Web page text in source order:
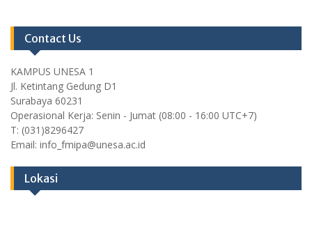
Contact Us
KAMPUS UNESA 1
Jl. Ketintang Gedung D1
Surabaya 60231
Operasional Kerja: Senin - Jumat (08:00 - 16:00 UTC+7)
T: (031)8296427
Email: info_fmipa@unesa.ac.id
Lokasi